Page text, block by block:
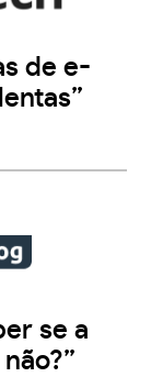
de e-
se a